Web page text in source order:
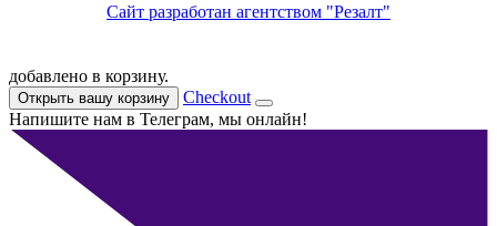
Сайт разработан агентством "Резалт"
добавлено в корзину.
Открыть вашу корзину
Checkout
Напишите нам в Телеграм, мы онлайн!